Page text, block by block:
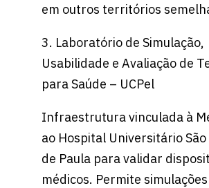
em outros territórios
3. Laboratório de Simulação,
Usabilidade e Avaliação de
para Saúde – UCPel
Infraestrutura vinculada à
ao Hospital Universitário
de Paula para validar
médicos. Permite